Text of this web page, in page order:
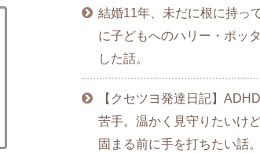
結婚11年、未だに根に持っ
に子どもへのハリー・ポッ
した話。
【クセツヨ発達日記】
苦手。温かく見守りたいけ
固まる前に手を打ちたい話。